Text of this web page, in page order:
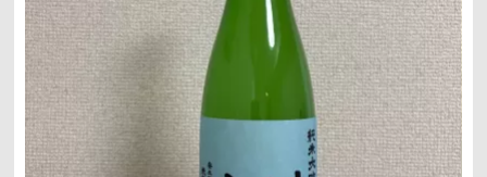
味わいはキレの良い辛口😝
甘さは控えめでキリッとしていて、
こういう暑い日にはぴったり😋
色合いは真っ白だけど、全然濃厚じゃなくて、
結構サラサラですよ😉
ラーメンタイム🍜